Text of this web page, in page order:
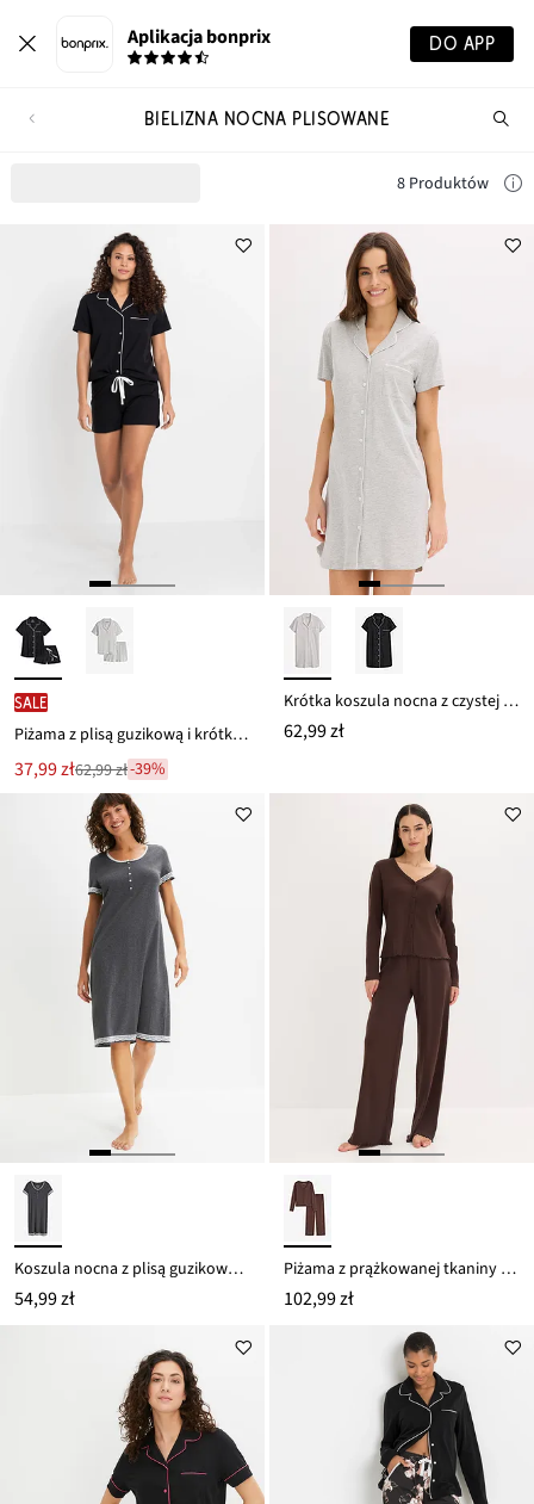
Aplikacja bonprix DO APP
BIELIZNA NOCNA PLISOWANE
8 Produktów
SALE
Piżama z plisą guzikową i krótkimi spodniami
Nowa
cena
37,99 zł
Przeceniono
62,99 zł-39%
Krótka koszula nocna z czystej bawełny organicznej
62,99 zł
Koszula nocna z plisą guzikową i subtelną koronką
54,99 zł
Piżama z prążkowanej tkaniny z plisą guzikową
102,99 zł